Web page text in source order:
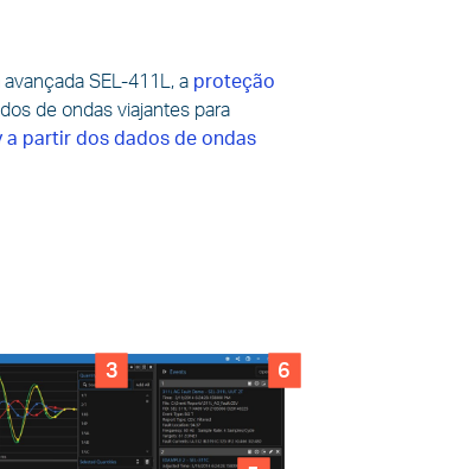
SEL-411L, a proteção
de ondas viajantes para
a partir dos dados de ondas
3 6